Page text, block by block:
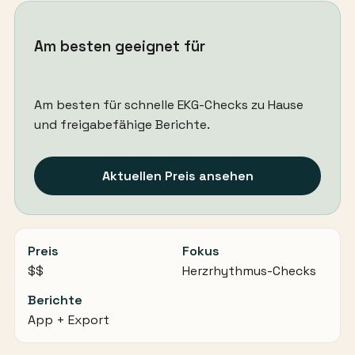
Am besten geeignet für
Am besten für schnelle EKG-Checks zu Hause
und freigabefähige Berichte.
Aktuellen Preis ansehen
Preis
$$
Fokus
Herzrhythmus-Checks
Berichte
App + Export